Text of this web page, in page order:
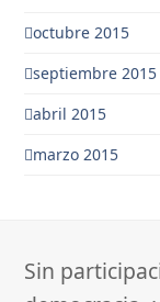
octubre 2015
septiembre 2015
abril 2015
marzo 2015
Sin